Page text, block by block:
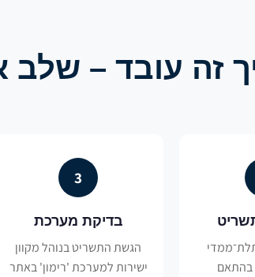
זה עובד –
בהתאם
3
בדיקת מערכת
הגשת התשריט בנוהל מקוון
ישירות למערכת 'רימון' באתר